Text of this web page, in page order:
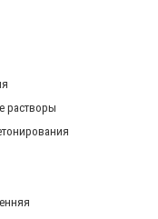
растворы